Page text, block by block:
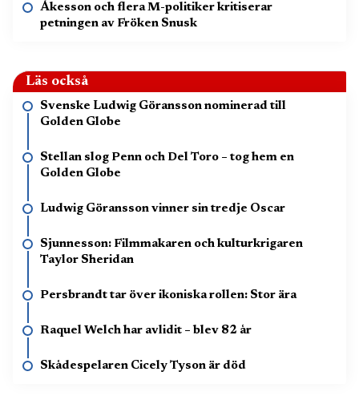
Åkesson och flera M-politiker kritiserar
petningen av Fröken Snusk
Läs också
Svenske Ludwig Göransson nominerad till
Golden Globe
Stellan slog Penn och Del Toro – tog hem en
Golden Globe
Ludwig Göransson vinner sin tredje Oscar
Sjunnesson: Filmmakaren och kulturkrigaren
Taylor Sheridan
Persbrandt tar över ikoniska rollen: Stor ära
Raquel Welch har avlidit – blev 82 år
Skådespelaren Cicely Tyson är död